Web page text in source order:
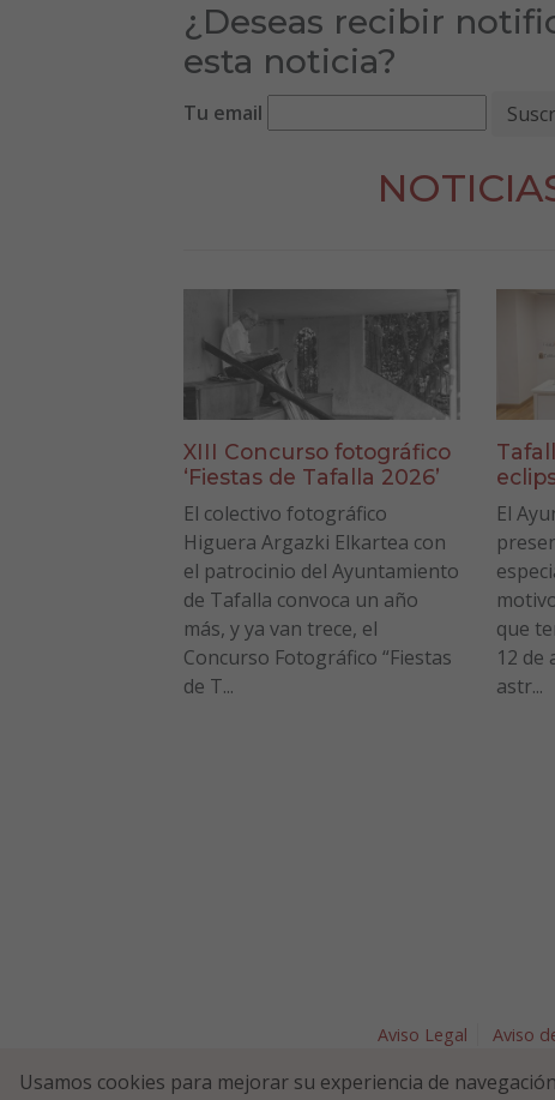
¿Deseas recibir
esta noticia?
Tu email
XIII Concurso fotográfico
‘Fiestas de Tafalla 2026’
El colectivo fotográfico
Higuera Argazki Elkartea con
el patrocinio del Ayuntamiento
de Tafalla convoca un año
más, y ya van trece, el
Concurso Fotográfico “Fiestas
de T...
El
que
12 de
astr...
Aviso Legal
Aviso
Plaza
Usamos cookies para mejorar su experiencia de